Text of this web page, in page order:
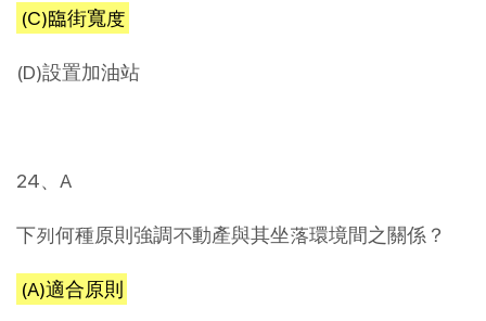
(C)臨街寬度
(D)設置加油站
24、A
下列何種原則強調不動產與其坐落環境間之關係？
(A)適合原則